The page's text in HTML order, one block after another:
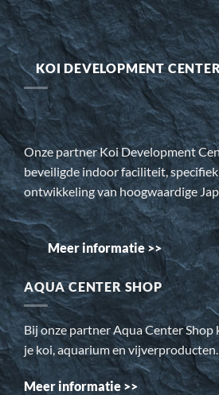
KOI DEVELOPMENT CENTER
Onze partner Koi Development
beveiligde indoor faciliteit,
ontwikkeling van hoogwaardige
Meer informatie >>
AQUA CENTER SHOP
Bij onze partner Aqua Center Shop
je koi, aquarium en vijverproducten.
Meer informatie >>